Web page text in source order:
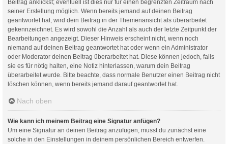
Beitrag anklickst; eventuell ist dies nur für einen begrenzten Zeitraum nach
seiner Erstellung möglich. Wenn bereits jemand auf deinen Beitrag
geantwortet hat, wird dein Beitrag in der Themenansicht als überarbeitet
gekennzeichnet. Es wird sowohl die Anzahl als auch der letzte Zeitpunkt der
Bearbeitungen angezeigt. Dieser Hinweis erscheint nicht, wenn noch
niemand auf deinen Beitrag geantwortet hat oder wenn ein Administrator
oder Moderator deinen Beitrag überarbeitet hat. Diese können jedoch, falls
sie es für nötig halten, eine Notiz hinterlassen, warum dein Beitrag
überarbeitet wurde. Bitte beachte, dass normale Benutzer einen Beitrag nicht
löschen können, wenn bereits jemand darauf geantwortet hat.
Nach oben
Wie kann ich meinem Beitrag eine Signatur anfügen?
Um eine Signatur an deinen Beitrag anzufügen, musst du zunächst eine
solche in den Einstellungen in deinem persönlichen Bereich entwerfen.